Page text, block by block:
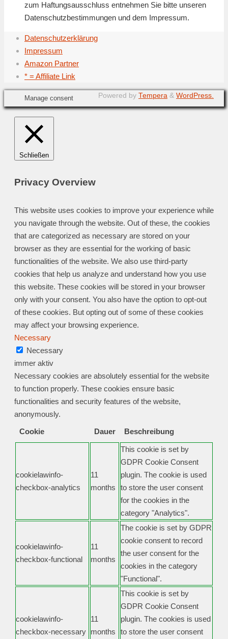
zum Haftungsausschluss entnehmen Sie bitte unseren
Datenschutzbestimmungen und dem Impressum.
Datenschutzerklärung
Impressum
Amazon Partner
* = Affiliate Link
Powered by Tempera & WordPress.
Manage consent
Schließen
Privacy Overview
This website uses cookies to improve your experience while
you navigate through the website. Out of these, the cookies
that are categorized as necessary are stored on your
browser as they are essential for the working of basic
functionalities of the website. We also use third-party
cookies that help us analyze and understand how you use
this website. These cookies will be stored in your browser
only with your consent. You also have the option to opt-out
of these cookies. But opting out of some of these cookies
may affect your browsing experience.
Necessary
Necessary
immer aktiv
Necessary cookies are absolutely essential for the website
to function properly. These cookies ensure basic
functionalities and security features of the website,
anonymously.
Cookie
Dauer Beschreibung
cookielawinfo-
checkbox-analytics
11
months
This cookie is set by
GDPR Cookie Consent
plugin. The cookie is used
to store the user consent
for the cookies in the
category "Analytics".
cookielawinfo-
checkbox-functional
11
months
The cookie is set by GDPR
cookie consent to record
the user consent for the
cookies in the category
"Functional".
cookielawinfo-
checkbox-necessary
11
months
This cookie is set by
GDPR Cookie Consent
plugin. The cookies is used
to store the user consent